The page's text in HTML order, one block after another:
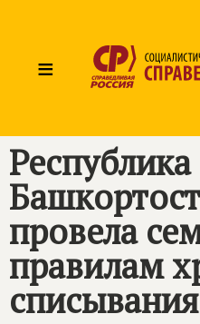
≡
Республика
провела
правилам